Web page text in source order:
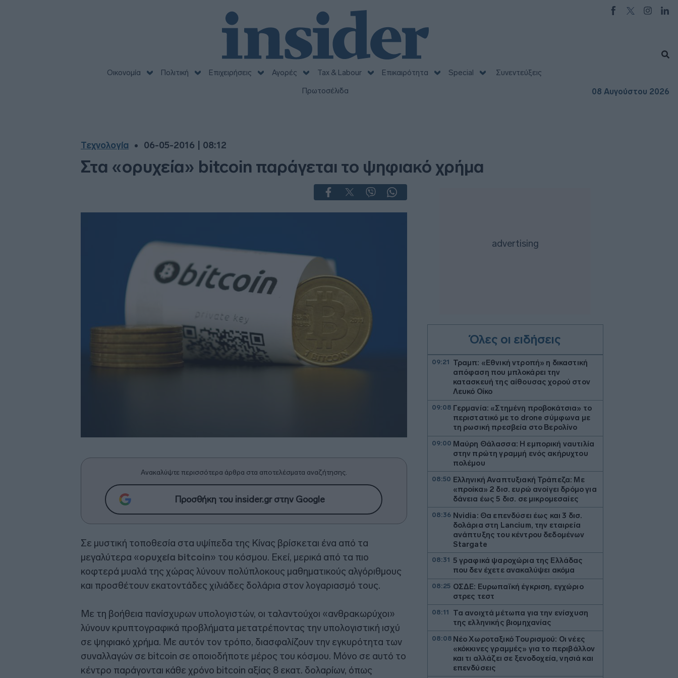
Οικονομία Πολιτική Επιχειρήσεις Αγορές Tax & Labour Επικαιρότητα Special
Συνεντεύξεις
Πρωτοσέλιδα
08 Αυγούστου 2026
Τεχνολογία 06-05-2016 | 08:12
Στα «ορυχεία» bitcoin παράγεται το ψηφιακό χρήμα
Ανακαλύψτε περισσότερα άρθρα στα αποτελέσματα αναζήτησης.
Προσθήκη του insider.gr στην Google
Σε μυστική τοποθεσία στα υψίπεδα της Κίνας βρίσκεται ένα από τα
μεγαλύτερα «ορυχεία bitcoin» του κόσμου. Εκεί, μερικά από τα πιο
κοφτερά μυαλά της χώρας λύνουν πολύπλοκους μαθηματικούς αλγόριθμους
και προσθέτουν εκατοντάδες χιλιάδες δολάρια στον λογαριασμό τους.
Με τη βοήθεια πανίσχυρων υπολογιστών, οι ταλαντούχοι «ανθρακωρύχοι»
λύνουν κρυπτογραφικά προβλήματα μετατρέποντας την υπολογιστική ισχύ
σε ψηφιακό χρήμα. Με αυτόν τον τρόπο, διασφαλίζουν την εγκυρότητα των
συναλλαγών σε bitcoin σε οποιοδήποτε μέρος του κόσμου. Μόνο σε αυτό το
κέντρο παράγονται κάθε χρόνο bitcoin αξίας 8 εκατ. δολαρίων, όπως
Όλες οι ειδήσεις
09:21 Τραμπ: «Εθνική ντροπή» η δικαστική
απόφαση που μπλοκάρει την
κατασκευή της αίθουσας χορού στον
Λευκό Οίκο
09:08 Γερμανία: «Στημένη προβοκάτσια» το
περιστατικό με το drone σύμφωνα με
τη ρωσική πρεσβεία στο Βερολίνο
09:00 Μαύρη Θάλασσα: Η εμπορική ναυτιλία
στην πρώτη γραμμή ενός ακήρυχτου
πολέμου
08:50 Ελληνική Αναπτυξιακή Τράπεζα: Με
«προίκα» 2 δισ. ευρώ ανοίγει δρόμο για
δάνεια έως 5 δισ. σε μικρομεσαίες
08:36 Nvidia: Θα επενδύσει έως και 3 δισ.
δολάρια στη Lancium, την εταιρεία
ανάπτυξης του κέντρου δεδομένων
Stargate
08:31 5 γραφικά ψαροχώρια της Ελλάδας
που δεν έχετε ανακαλύψει ακόμα
08:25 ΟΣΔΕ: Ευρωπαϊκή έγκριση, εγχώριο
στρες τεστ
08:11
Τα ανοιχτά μέτωπα για την ενίσχυση
της ελληνικής βιομηχανίας
08:08 Νέο Χωροταξικό Τουρισμού: Οι νέες
«κόκκινες γραμμές» για το περιβάλλον
και τι αλλάζει σε ξενοδοχεία, νησιά και
επενδύσεις